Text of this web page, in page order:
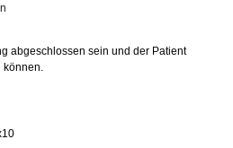
abgeschlossen sein und der Patient